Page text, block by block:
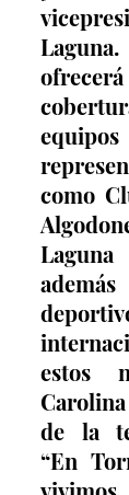
como
estos
de la
“En